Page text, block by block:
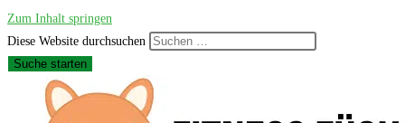
Zum Inhalt springen
Diese Website durchsuchen
Suche starten